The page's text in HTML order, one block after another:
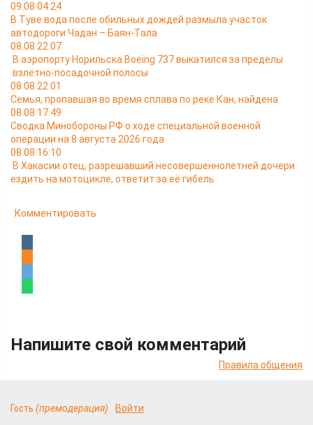
09.08 04:24
В Туве вода после обильных дождей размыла участок
автодороги Чадан – Баян-Тала
08.08 22:07
В аэропорту Норильска Boeing 737 выкатился за пределы
взлётно-посадочной полосы
08.08 22:01
Семья, пропавшая во время сплава по реке Кан, найдена
08.08 17:49
Сводка Минобороны РФ о ходе специальной военной
операции на 8 августа 2026 года
08.08 16:10
В Хакасии отец, разрешавший несовершеннолетней дочери
ездить на мотоцикле, ответит за её гибель
Комментировать
Напишите свой комментарий
Правила общения
Гость (премодерация) Войти